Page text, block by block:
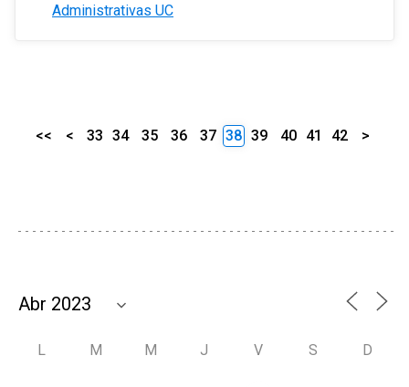
Administrativas UC
<< < 33 34 35 36 37 38 39 40 41 42 >
L M M J V S D